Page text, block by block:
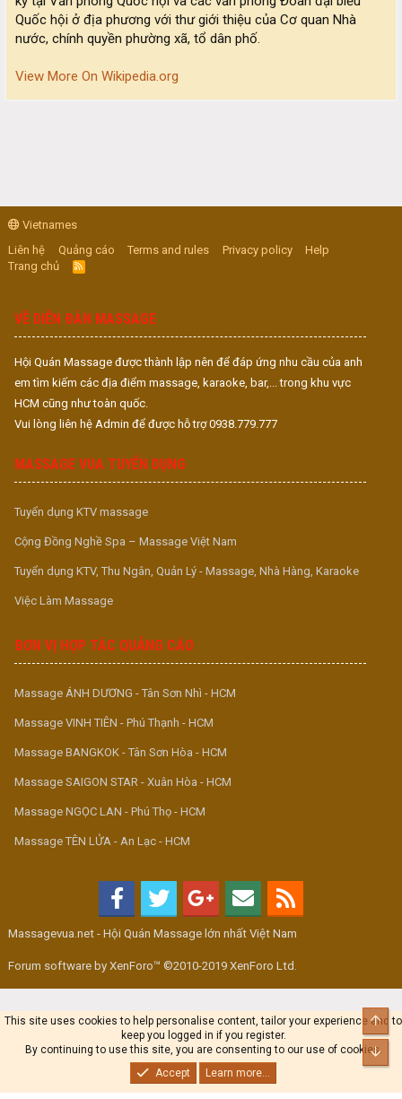
Quốc hội ở địa phương với thư giới thiệu của Cơ quan Nhà
nước, chính quyền phường xã, tổ dân phố.
View More On Wikipedia.org
Vietnames
Liên hệ
Quảng cáo Terms and rules Privacy policy
Help
Trang chủ
R
S
VỀ DIỄN ĐÀN MASSAGE
Hội Quán Massage được thành lập nên để đáp ứng nhu cầu của anh
em tìm kiếm các địa điểm massage, karaoke, bar,... trong khu vực
HCM cũng như toàn quốc.
Vui lòng liên hệ Admin để được hỗ trợ 0938.779.777
MASSAGE VUA TUYỂN DỤNG
Tuyển dụng KTV massage
Cộng Đồng Nghề Spa – Massage Việt Nam
Tuyển dụng KTV, Thu Ngân, Quản Lý - Massage, Nhà Hàng, Karaoke
Việc Làm Massage
ĐƠN VỊ HỢP TÁC QUẢNG CÁO
Massage ÁNH DƯƠNG - Tân Sơn Nhì - HCM
Massage VINH TIÊN - Phú Thạnh - HCM
Massage BANGKOK - Tân Sơn Hòa - HCM
Massage SAIGON STAR - Xuân Hòa - HCM
Massage NGỌC LAN - Phú Thọ - HCM
Massage TÊN LỬA - An Lạc - HCM
Massagevua.net - Hội Quán Massage lớn nhất Việt Nam
Forum software by XenForo™ ©2010-2019 XenForo Ltd.
This site uses cookies to help personalise content, tailor your experience and to
keep you logged in if you register.
By continuing to use this site, you are consenting to our use of cookies.
Accept
Learn more...
Top